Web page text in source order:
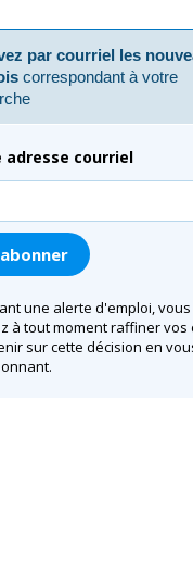
par courriel les
correspondant à votre
adresse courriel
une alerte d'emploi, vous
à tout moment raffiner vos
sur cette décision en